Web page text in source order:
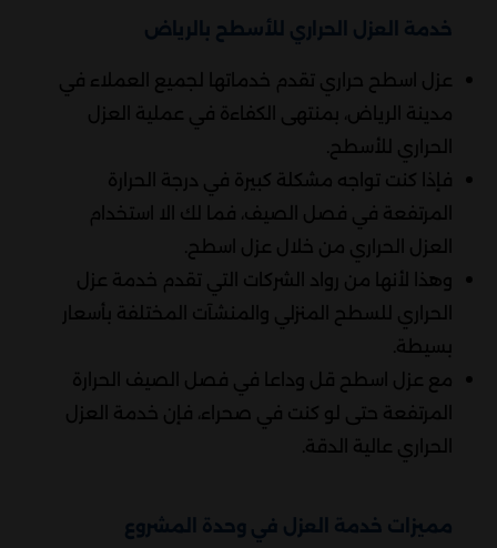
خدمة العزل الحراري للأسطح بالرياض
عزل اسطح حراري تقدم خدماتها لجميع العملاء في
مدينة الرياض، بمنتهى الكفاءة في عملية العزل
الحراري للأسطح.
فإذا كنت تواجه مشكلة كبيرة في درجة الحرارة
المرتفعة في فصل الصيف، فما لك الا استخدام
العزل الحراري من خلال عزل اسطح.
وهذا لأنها من رواد الشركات التي تقدم خدمة عزل
الحراري للسطح المنزلي والمنشآت المختلفة بأسعار
بسيطة.
مع عزل اسطح قل وداعا في فصل الصيف الحرارة
المرتفعة حتى لو كنت في صحراء، فإن خدمة العزل
الحراري عالية الدقة.
مميزات خدمة العزل في وحدة المشروع